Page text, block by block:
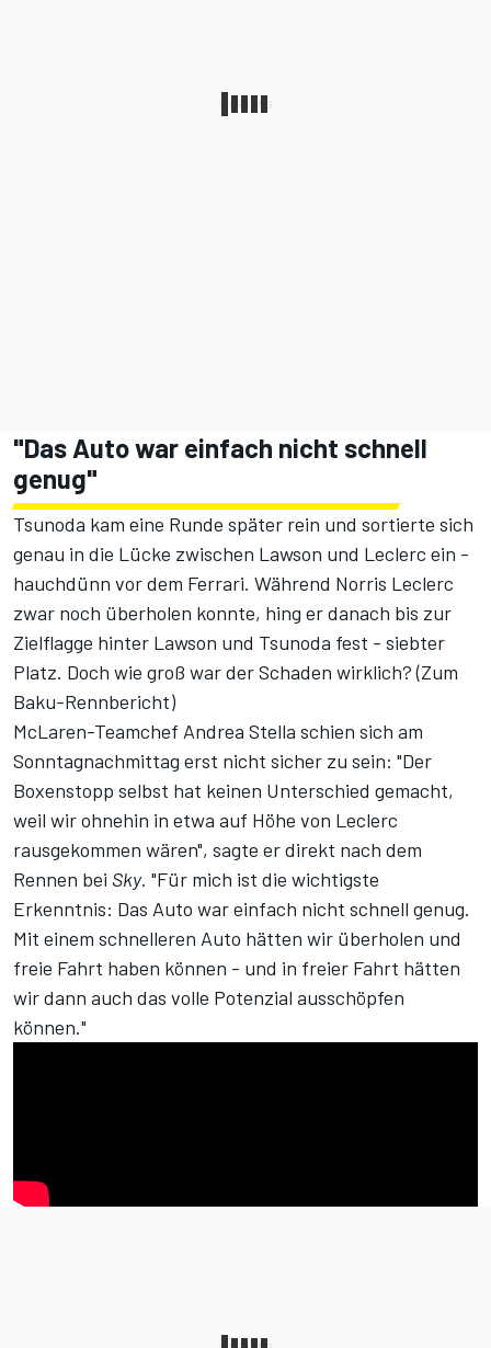
"Das Auto war einfach nicht schnell
genug"
Tsunoda kam eine Runde später rein und sortierte sich
genau in die Lücke zwischen Lawson und Leclerc ein -
hauchdünn vor dem Ferrari. Während Norris Leclerc
zwar noch überholen konnte, hing er danach bis zur
Zielflagge hinter Lawson und Tsunoda fest - siebter
Platz. Doch wie groß war der Schaden wirklich? (Zum
Baku-Rennbericht)
McLaren-Teamchef Andrea Stella schien sich am
Sonntagnachmittag erst nicht sicher zu sein: "Der
Boxenstopp selbst hat keinen Unterschied gemacht,
weil wir ohnehin in etwa auf Höhe von Leclerc
rausgekommen wären", sagte er direkt nach dem
Rennen bei Sky. "Für mich ist die wichtigste
Erkenntnis: Das Auto war einfach nicht schnell genug.
Mit einem schnelleren Auto hätten wir überholen und
freie Fahrt haben können - und in freier Fahrt hätten
wir dann auch das volle Potenzial ausschöpfen
können."